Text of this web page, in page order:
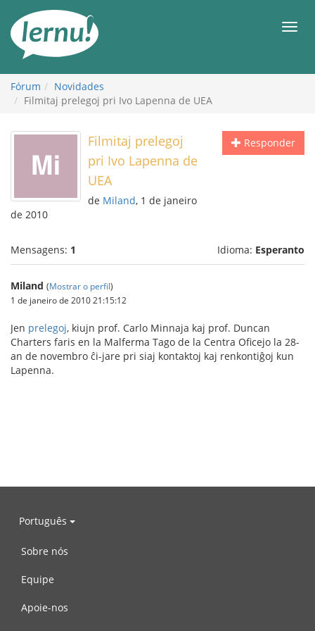
conteúdo
Fórum
Novidades
Filmitaj prelegoj pri Ivo Lapenna de UEA
Responder
Filmitaj prelegoj
pri Ivo Lapenna de
UEA
de Miland, 1 de janeiro
de 2010
Mensagens: 1 Idioma: Esperanto
Miland (Mostrar o perfil)
1 de janeiro de 2010 21:15:12
Jen prelegoj, kiujn prof. Carlo Minnaja kaj prof. Duncan
Charters faris en la Malferma Tago de la Centra Oficejo la 28-
an de novembro ĉi-jare pri siaj kontaktoj kaj renkontiĝoj kun
Lapenna.
Português
Sobre nós
Equipe
Apoie-nos